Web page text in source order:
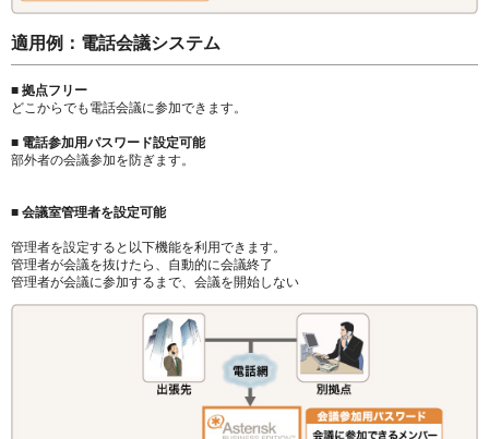
適用例：電話会議システム
■ 拠点フリー
どこからでも電話会議に参加できます。
■ 電話参加用パスワード設定可能
部外者の会議参加を防ぎます。
■ 会議室管理者を設定可能
管理者を設定すると以下機能を利用できます。
管理者が会議を抜けたら、自動的に会議終了
管理者が会議に参加するまで、会議を開始しない